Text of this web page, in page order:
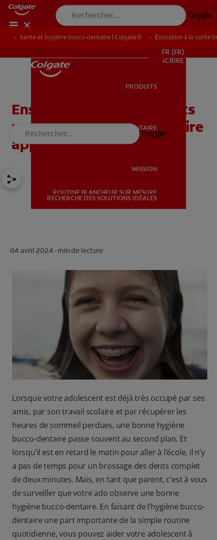
Toggle
SANTÉ BUCCO-DENTAIRE
POUR LES PROFESSIONNELS
POUR LES PROFESSIONNELS
FR (FR)
S’INSCRIRE
PRODUITS
SANTÉ BUCCO-DENTAIRE
MISSION
ROUTINE BLANCHEUR SUR MESURE
RECHERCHE DES SOLUTIONS IDÉALES
Toggle
Santé et hygiène bucco-dentaire | Colgate® Éducation à la santé
Enseigner aux adolescents
une hygiène bucco-dentaire
appropriée
04 avril 2024 · min de lecture
Lorsque votre adolescent est déjà très occupé par ses
amis, par son travail scolaire et par récupérer les
heures de sommeil perdues, une bonne hygiène
bucco-dentaire passe souvent au second plan. Et
lorsqu’il est en retard le matin pour aller à l’école, il n’y
a pas de temps pour un brossage des dents complet
de deux minutes. Mais, en tant que parent, c’est à vous
de surveiller que votre ado observe une bonne
hygiène bucco-dentaire. En faisant de l’hygiène bucco-
dentaire une part importante de la simple routine
quotidienne, vous pouvez aider votre adolescent à